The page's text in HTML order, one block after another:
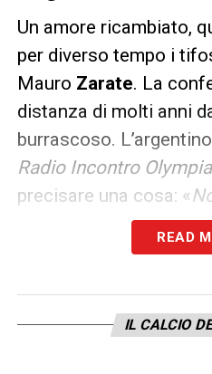
Un amore ricambiato,
per diverso tempo i
Mauro Zarate. La
distanza di molti anni
burrascoso.
Radio Incontro Olympia
precisare una cosa: «
contro nessuno, né
Tare. Il secondo anno
Supercoppa Italiana
triplete. Forse ho
READ
IL CALCIO